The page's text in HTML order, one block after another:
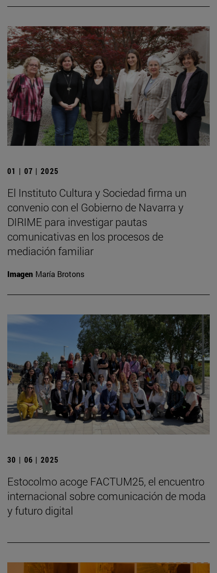
01 | 07 | 2025
El Instituto Cultura y Sociedad firma un
convenio con el Gobierno de Navarra y
DIRIME para investigar pautas
comunicativas en los procesos de
mediación familiar
Imagen María Brotons
30 | 06 | 2025
Estocolmo acoge FACTUM25, el encuentro
internacional sobre comunicación de moda
y futuro digital